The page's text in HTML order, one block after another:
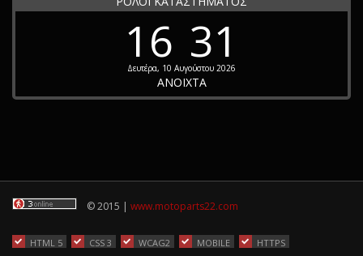
16 31
Δευτέρα, 10 Αυγούστου 2026
ΑΝΟΙΧΤΑ
© 2015 | www.motoparts22.com
HTML 5 CSS 3 WCAG2 MOBILE HTTPS